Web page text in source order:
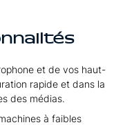
et de vos haut-
rapide et dans la
des médias.
à faibles